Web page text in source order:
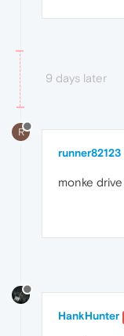
9 days later
R
runner82123
monke
HankHunter